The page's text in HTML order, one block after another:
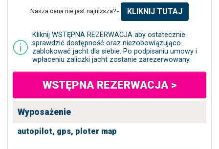
Nasza cena nie jest najniższa? - KLIKNIJ TUTAJ
Kliknij WSTĘPNA REZERWACJA aby ostatecznie
sprawdzić dostępność oraz niezobowiązująco
zablokować jacht dla siebie. Po podpisaniu umowy i
wpłaceniu zaliczki jacht zostanie zarezerwowany.
WSTĘPNA REZERWACJA >
Wyposażenie
autopilot, gps, ploter map